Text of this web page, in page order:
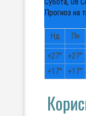
Прогноз на
Нд Пн
+27° +27°
+17° +17°